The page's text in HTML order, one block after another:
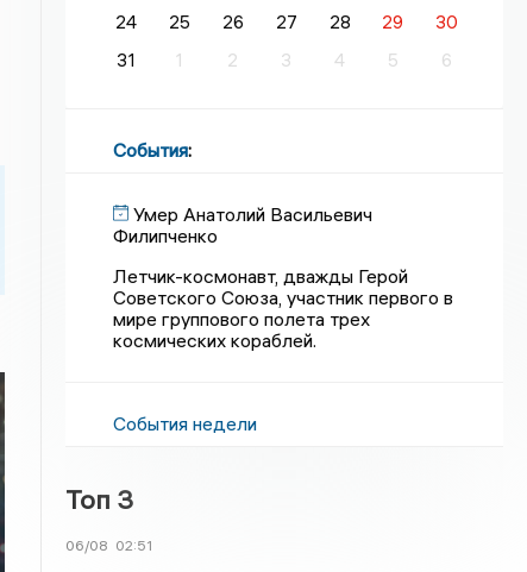
24
25 26 27 28 29
30
31
1 2 3 4 5 6
События:
Умер Анатолий Васильевич
Филипченко
Летчик-космонавт, дважды Герой
Советского Союза, участник первого в
мире группового полета трех
космических кораблей.
События недели
Топ 3
06/08 02:51